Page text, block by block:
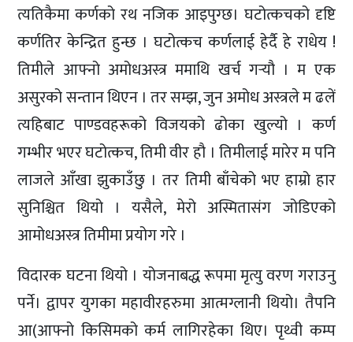
त्यतिकैमा कर्णको रथ नजिक आइपुग्छ। घटोत्कचको दृष्टि
कर्णतिर केन्द्रित हुन्छ । घटोत्कच कर्णलाई हेर्दै हे राधेय !
तिमीले आफ्नो अमोधअस्त्र ममाथि खर्च गर्‍यौ । म एक
असुरको सन्तान थिएन । तर सम्झ, जुन अमोध अस्त्रले म ढलें
त्यहिबाट पाण्डवहरूको विजयको ढोका खुल्यो । कर्ण
गम्भीर भएर घटोत्कच, तिमी वीर हौ । तिमीलाई मारेर म पनि
लाजले आँखा झुकाउँछु । तर तिमी बाँचेको भए हाम्रो हार
सुनिश्चित थियो । यसैले, मेरो अस्मितासंग जोडिएको
आमोधअस्त्र तिमीमा प्रयोग गरे ।
विदारक घटना थियो । योजनाबद्ध रूपमा मृत्यु वरण गराउनु
पर्ने। द्वापर युगका महावीरहरुमा आत्मग्लानी थियो। तैपनि
आ(आफ्नो किसिमको कर्म लागिरहेका थिए। पृथ्वी कम्प